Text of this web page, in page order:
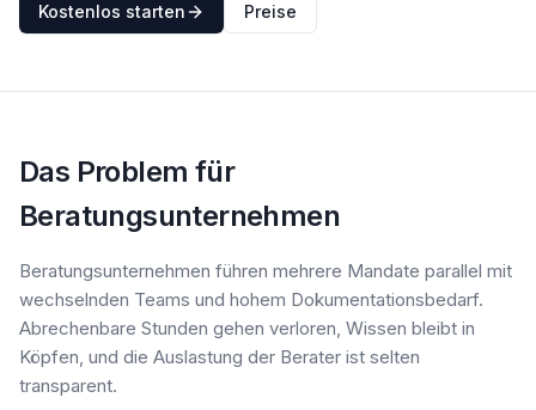
Kostenlos starten Preise
Das Problem für
Beratungsunternehmen
Beratungsunternehmen führen mehrere Mandate parallel mit
wechselnden Teams und hohem Dokumentationsbedarf.
Abrechenbare Stunden gehen verloren, Wissen bleibt in
Köpfen, und die Auslastung der Berater ist selten
transparent.